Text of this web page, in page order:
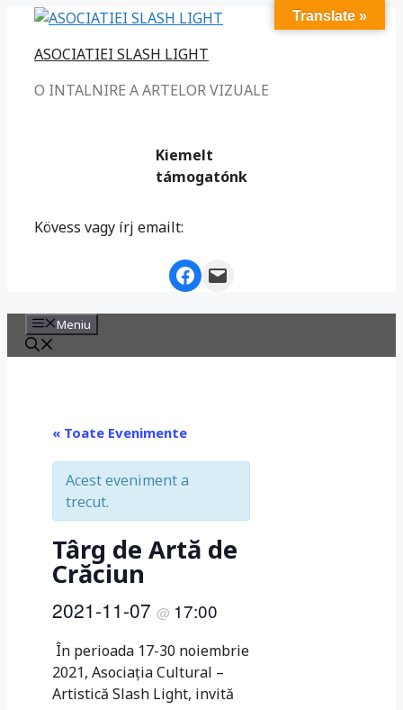
conținut
ASOCIATIEI SLASH LIGHT
O INTALNIRE A ARTELOR VIZUALE
Kiemelt
támogatónk
Kövess vagy írj emailt:
Facebook
Mail
Meniu
« Toate Evenimente
Acest eveniment a
trecut.
Târg de Artă de
Crăciun
2021-11-07 @ 17:00
În perioada 17-30 noiembrie
2021, Asociaţia Cultural –
Artistică Slash Light, invită
Translate »